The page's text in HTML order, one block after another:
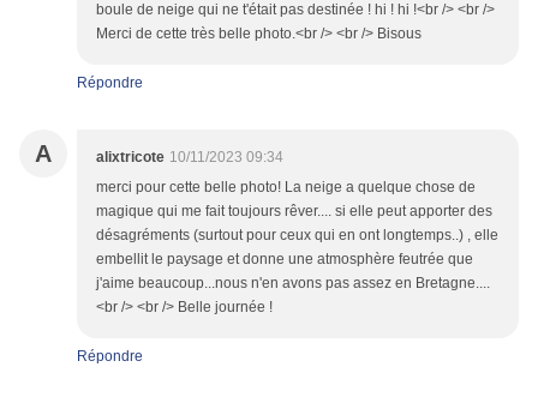
boule de neige qui ne t'était pas destinée ! hi ! hi !<br /> <br />
Merci de cette très belle photo.<br /> <br /> Bisous
Répondre
A alixtricote 10/11/2023 09:34
merci pour cette belle photo! La neige a quelque chose de
magique qui me fait toujours rêver.... si elle peut apporter des
désagréments (surtout pour ceux qui en ont longtemps..) , elle
embellit le paysage et donne une atmosphère feutrée que
j'aime beaucoup...nous n'en avons pas assez en Bretagne....
<br /> <br /> Belle journée !
Répondre